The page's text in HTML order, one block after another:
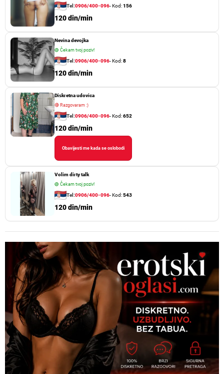
Tel:0906/400-096- Kod:156
120 din/min
Nevina devojka
🟢 Čekam tvoj poziv!
Tel:0906/400-096- Kod:8
120 din/min
Diskretna udovica
🔴Razgovaram :)
Tel:0906/400-096- Kod:652
120 din/min
Obavijesti me kada se oslobodi
Volim dirty talk
🟢 Čekam tvoj poziv!
Tel:0906/400-096- Kod:543
120 din/min